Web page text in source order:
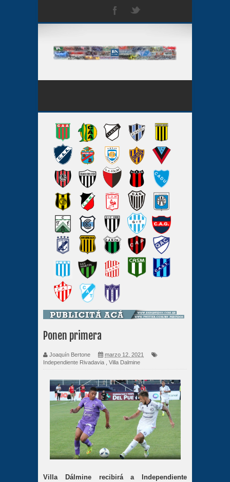
Ponen primera
Joaquín Bertone
marzo 12, 2021
Independiente Rivadavia
Villa Dalmine
Villa Dálmine recibirá a Independiente